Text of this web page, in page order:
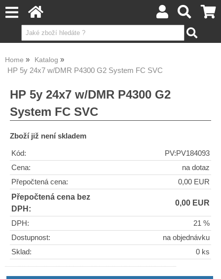
Home Katalog
HP 5y 24x7 w/DMR P4300 G2 System FC SVC
HP 5y 24x7 w/DMR P4300 G2
System FC SVC
Zboží již není skladem
Kód:
PV:PV184093
Cena:
na dotaz
Přepočtená cena:
0,00 EUR
Přepočtená cena bez
DPH:
0,00 EUR
DPH:
21 %
Dostupnost:
na objednávku
Sklad:
0 ks